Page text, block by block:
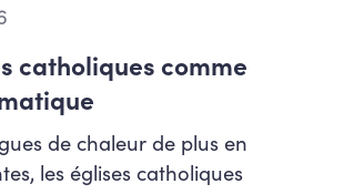
catholiques comme
de chaleur de plus en
les églises catholiques